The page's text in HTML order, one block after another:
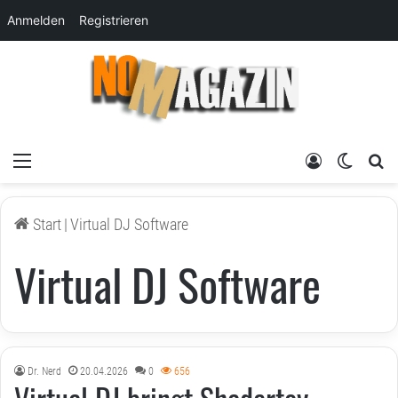
Anmelden Registrieren
Menü Skin
Anmelden
Start|Virtual DJ Software
Virtual DJ Software
Dr. Nerd 20.04.2026 0 656